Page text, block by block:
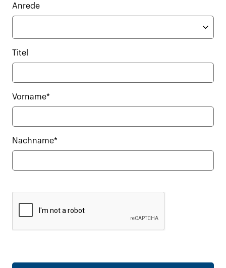
Anrede
Titel
Vorname*
Nachname*